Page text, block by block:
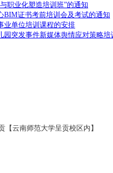
职业化塑造培训班”的通知
BIM证书考前培训会及考试的通知
业单位培训课程的安排
园突发事件新媒体舆情应对策略培
云南师范大学呈贡校区内】